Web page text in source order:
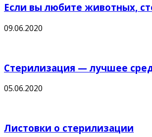
Если вы любите животных,
09.06.2020
Стерилизация — лучшее
05.06.2020
Листовки о стерилизации